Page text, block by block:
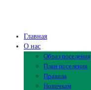
Главная
О нас
Образ поселения
План поселения
Правила
Новичкам